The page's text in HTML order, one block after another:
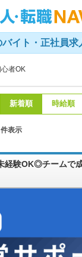
バイト・正社員求
者OK
新着順 時給順
件表示
経験OK◎チームで